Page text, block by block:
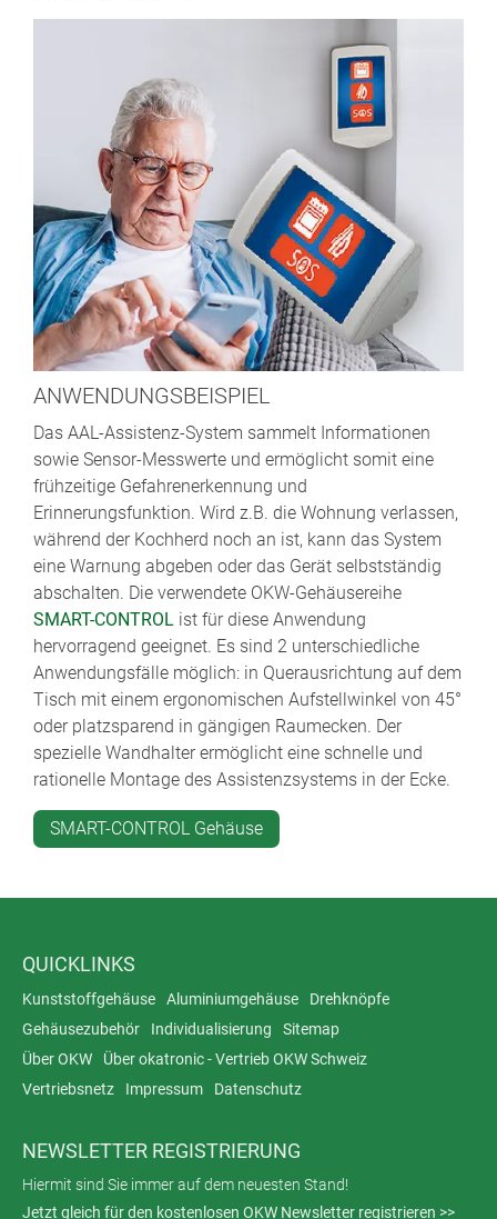
ANWENDUNGSBEISPIEL
Das AAL-Assistenz-System sammelt Informationen
sowie Sensor-Messwerte und ermöglicht somit eine
frühzeitige Gefahrenerkennung und
Erinnerungsfunktion. Wird z.B. die Wohnung verlassen,
während der Kochherd noch an ist, kann das System
eine Warnung abgeben oder das Gerät selbstständig
abschalten. Die verwendete OKW-Gehäusereihe
SMART-CONTROL ist für diese Anwendung
hervorragend geeignet. Es sind 2 unterschiedliche
Anwendungsfälle möglich: in Querausrichtung auf dem
Tisch mit einem ergonomischen Aufstellwinkel von 45°
oder platzsparend in gängigen Raumecken. Der
spezielle Wandhalter ermöglicht eine schnelle und
rationelle Montage des Assistenzsystems in der Ecke.
SMART-CONTROL Gehäuse
QUICKLINKS
Kunststoffgehäuse Aluminiumgehäuse
Drehknöpfe
Gehäusezubehör
Individualisierung
Sitemap
Über OKW
Über okatronic - Vertrieb OKW Schweiz
Vertriebsnetz
Impressum Datenschutz
NEWSLETTER REGISTRIERUNG
Hiermit sind Sie immer auf dem neuesten Stand!
Jetzt gleich für den kostenlosen OKW Newsletter registrieren >>